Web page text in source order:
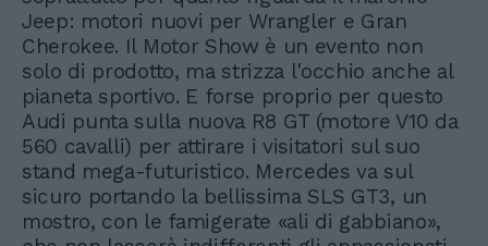
Jeep: motori nuovi per Wrangler e Gran
Cherokee. Il Motor Show è un evento non
solo di prodotto, ma strizza l'occhio anche al
pianeta sportivo. E forse proprio per questo
Audi punta sulla nuova R8 GT (motore V10 da
560 cavalli) per attirare i visitatori sul suo
stand mega-futuristico. Mercedes va sul
sicuro portando la bellissima SLS GT3, un
mostro, con le famigerate «ali di gabbiano»,